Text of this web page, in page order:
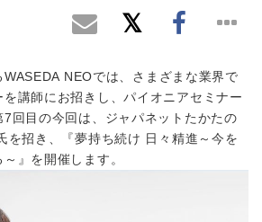
NEOでは、さまざまな業界で
講師にお招きし、パイオニアセミナー
回目の今回は、ジャパネットたかたの
を招き、『夢持ち続け 日々精進～今を
』を開催します。